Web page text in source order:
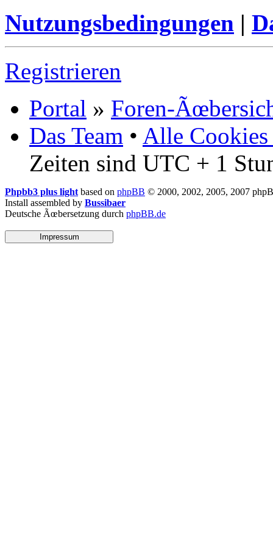
Nutzungsbedingungen |
Registrieren
Portal » Foren-
Das Team • Alle Cookies
Zeiten sind UTC + 1
Phpbb3 plus light based on phpBB © 2000, 2002, 2005, 2007
Install assembled by Bussibaer
Deutsche Ãœbersetzung durch phpBB.de